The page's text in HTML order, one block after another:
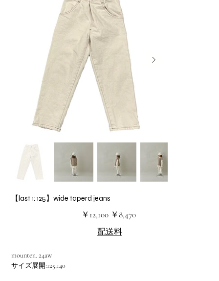
【last 1: 125】wide taperd jeans
元
の
￥12,100
セ
ー
価
￥8,470
配送料
mounten. 24aw
サイズ展開:125,140